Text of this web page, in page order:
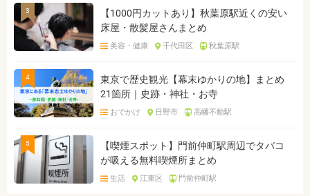
3
【1000円カットあり】秋葉原駅近くの安い
床屋・散髪屋さんまとめ
美容・健康 千代田区 秋葉原駅
4
東京で歴史観光【幕末ゆかりの地】まとめ
21箇所｜史跡・神社・お寺
おでかけ 日野市 高幡不動駅
5
【喫煙スポット】門前仲町駅周辺でタバコ
が吸える無料喫煙所まとめ
生活 江東区 門前仲町駅